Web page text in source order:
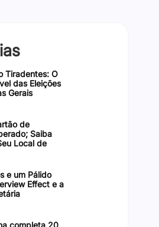
Tiradentes: O
das Eleições
Gerais
de
Saiba
Local de
e um Pálido
Effect e a
completa 20